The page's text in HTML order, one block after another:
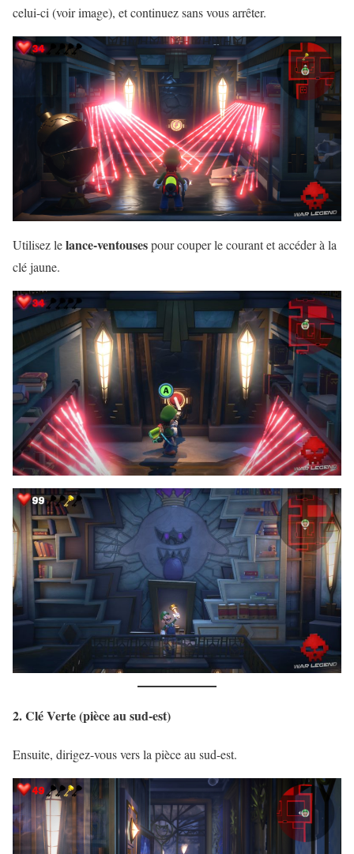
celui-ci (voir image), et continuez sans vous arrêter.
Utilisez lelance-ventousespour couper le courant et accéder à la
clé jaune.
2. Clé Verte (pièce au sud-est)
Ensuite, dirigez-vous vers la pièce au sud-est.